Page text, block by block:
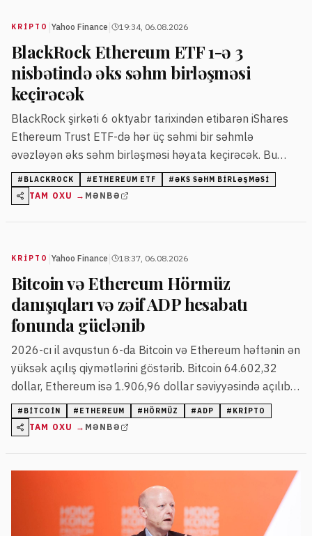
KRIPTO Yahoo Finance 19:34, 06.08.2026
BlackRock Ethereum ETF 1-ə 3
nisbətində əks səhm birləşməsi
keçirəcək
BlackRock şirkəti 6 oktyabr tarixindən etibarən iShares
Ethereum Trust ETF-də hər üç səhmi bir səhmlə
əvəzləyən əks səhm birləşməsi həyata keçirəcək. Bu
dəyişiklik fond dəyərinə təsir etməyəcək.
# BLACKROCK # ETHEREUM ETF #ƏKS SƏHM BIRLƏŞMƏSI
TAM OXU → MƏNBƏ
KRIPTO Yahoo Finance 18:37, 06.08.2026
Bitcoin və Ethereum Hörmüz
danışıqları və zəif ADP hesabatı
fonunda güclənib
2026-cı il avqustun 6-da Bitcoin və Ethereum həftənin ən
yüksək açılış qiymətlərini göstərib. Bitcoin 64.602,32
dollar, Ethereum isə 1.906,96 dollar səviyyəsində açılıb.
Bazar iştirakçıları Hörmüz Boğazının qismən açılması ilə
bağlı danışıqlardan və ADP-nin zəif iş hesabatına
reaksiyada risk aktivlərinə marağın artdığını bildirirlər.
# BITCOIN # ETHEREUM # HÖRMÜZ #ADP # KRIPTO
TAM OXU → MƏNBƏ